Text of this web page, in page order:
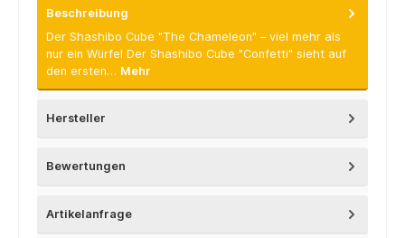
Beschreibung
Der Shashibo Cube "The Chameleon" – viel mehr als
nur ein Würfel Der Shashibo Cube "Confetti" sieht auf
den ersten… Mehr
Hersteller
Bewertungen
Artikelanfrage